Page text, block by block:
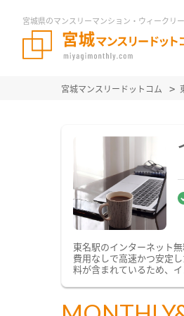
宮城県のマンスリーマンション・ウィークリ
宮城マンスリードットコム
東名駅のインターネット
費用なしで高速かつ安定
料が含まれているため、